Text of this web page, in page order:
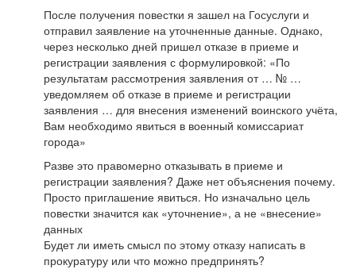
После получения повестки я зашел на Госуслуги и
отправил заявление на уточненные данные. Однако,
через несколько дней пришел отказе в приеме и
регистрации заявления с формулировкой: «По
результатам рассмотрения заявления от … № …
уведомляем об отказе в приеме и регистрации
заявления … для внесения изменений воинского учёта,
Вам необходимо явиться в военный комиссариат
города»
Разве это правомерно отказывать в приеме и
регистрации заявления? Даже нет объяснения почему.
Просто приглашение явиться. Но изначально цель
повестки значится как «уточнение», а не «внесение»
данных
Будет ли иметь смысл по этому отказу написать в
прокуратуру или что можно предпринять?